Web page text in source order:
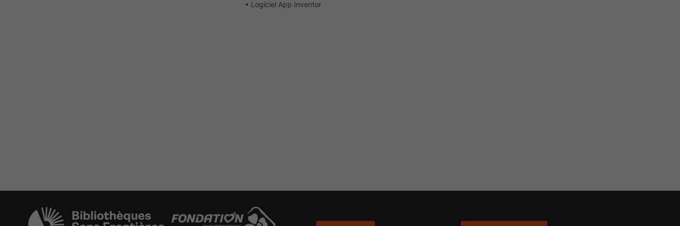
• Logiciel App Inventor